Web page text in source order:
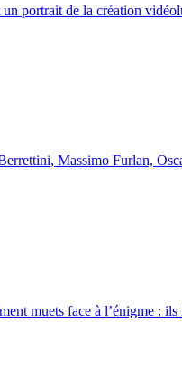
portrait de la création
Massimo Furlan,
muets face à l’énigme :